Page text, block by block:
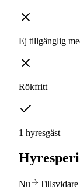
Ej tillgänglig
Rökfritt
1 hyresgäst
Nu Tillsvidare